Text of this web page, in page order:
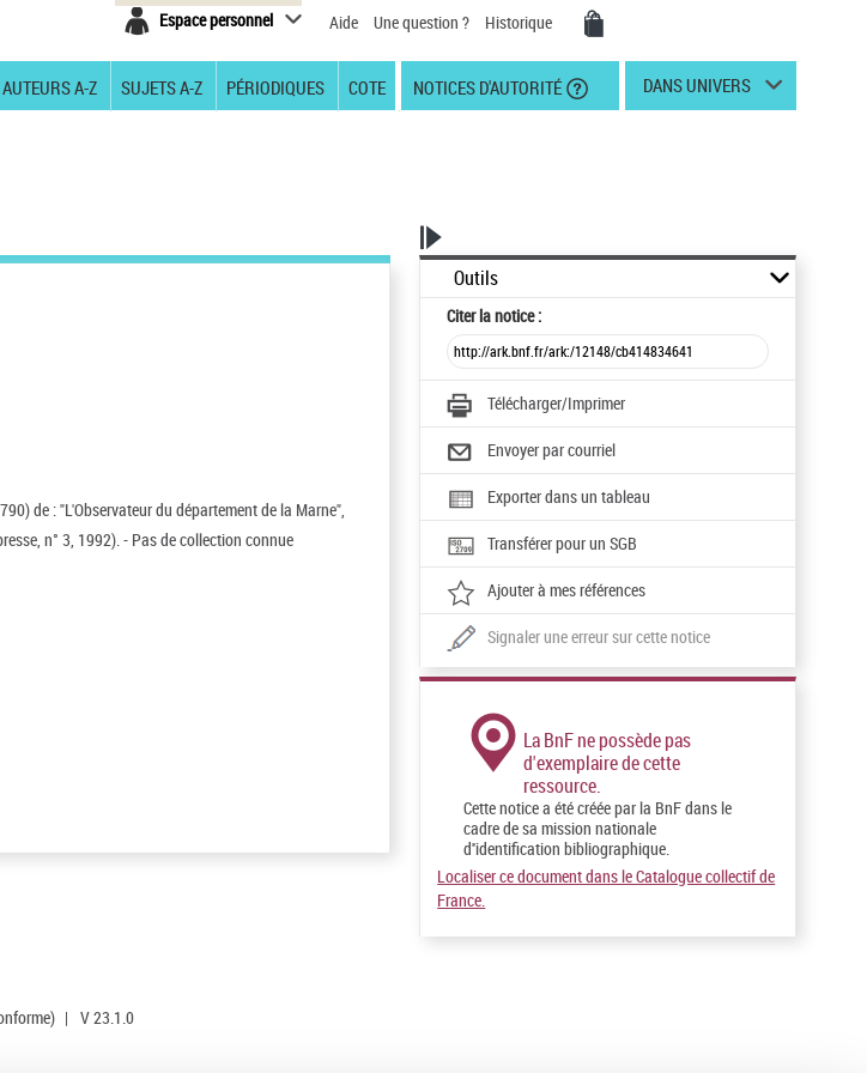
Espace personnel Aide Une question ? Historique
AUTEURS A-Z SUJETS A-Z PÉRIODIQUES COTE NOTICES D'AUTORITÉ DANS UNIVERS
de : "L'Observateur du département de la Marne",
n° 3, 1992). - Pas de collection connue
Outils
Citerla notice :
Télécharger/Imprimer
Envoyer par courriel
Exporter dans un tableau
Transférer pour un SGB
Ajouter à mes références
Signaler une erreur sur cette notice
La BnF ne possède pas
d'exemplaire de cette
ressource.
Cette notice a été créée par la BnF dans le
cadre de sa mission nationale
d''identification bibliographique.
Localiser ce document dans le Catalogue collectif de
France.
| V 23.1.0